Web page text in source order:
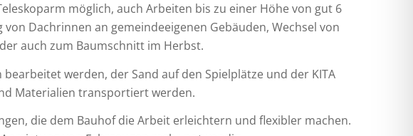
möglich, auch Arbeiten bis zu einer Höhe von gut 6
Dachrinnen an gemeindeeigenen Gebäuden, Wechsel von
auch zum Baumschnitt im Herbst.
werden, der Sand auf den Spielplätze und der KITA
Materialien transportiert werden.
die dem Bauhof die Arbeit erleichtern und flexibler machen.